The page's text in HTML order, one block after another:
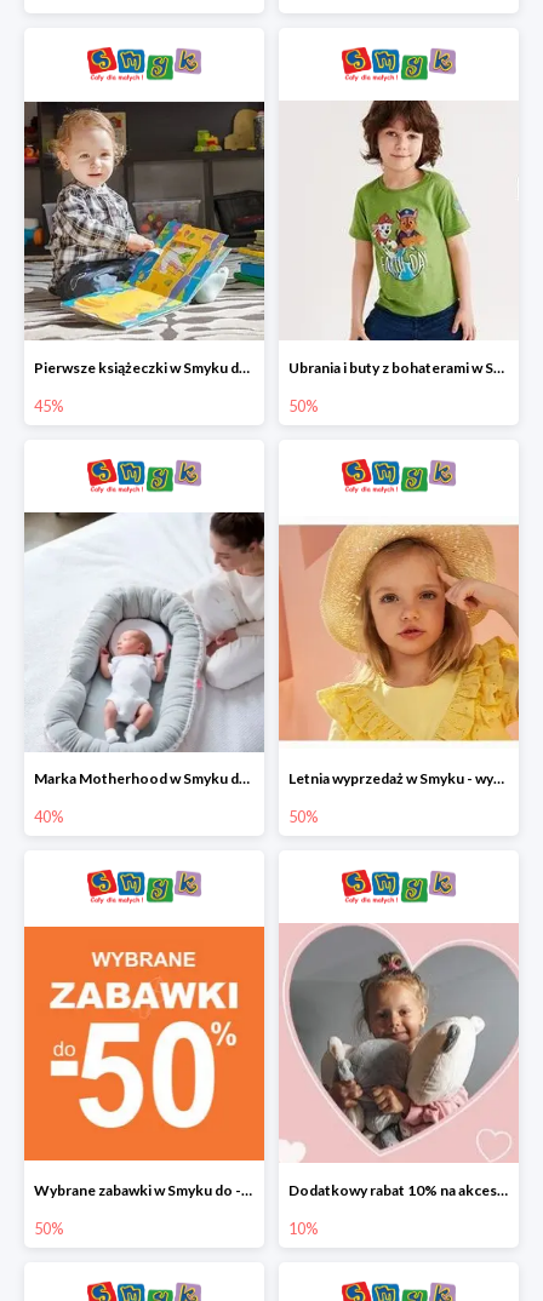
Pierwsze książeczki w Smyku do -45%
45%
Ubrania i buty z bohaterami w Smyku do -50%
50%
Marka Motherhood w Smyku do -40%
40%
Letnia wyprzedaż w Smyku - wybrane ubrania i buty do -50%
50%
Wybrane zabawki w Smyku do -50%
50%
Dodatkowy rabat 10% na akcesoria dziecięce
10%